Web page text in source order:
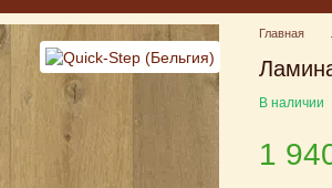
Главная
В наличии
1